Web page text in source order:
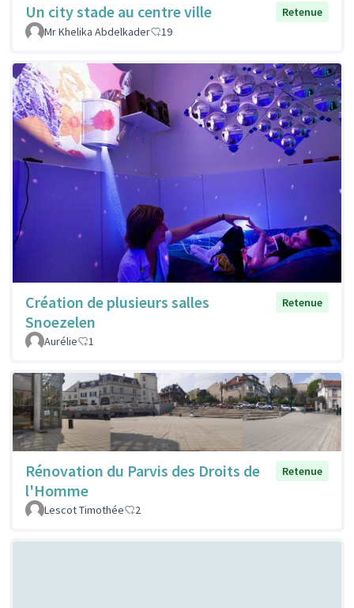
Un city stade au centre ville
Retenue
Mr Khelika Abdelkader
19
Création de plusieurs salles
Snoezelen
Retenue
Aurélie 1
Rénovation du Parvis des Droits de
l'Homme
Retenue
Lescot Timothée 2